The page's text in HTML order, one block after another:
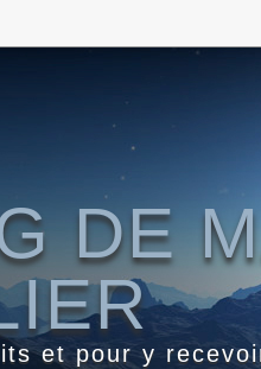
DE
et pour y